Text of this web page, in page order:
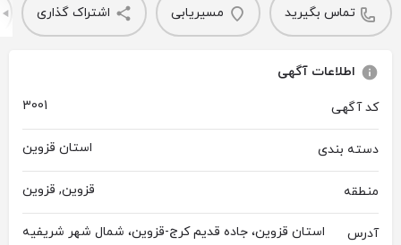
تماس بگیرید مسیریابی اشتراک گذاری
اطلاعات آگهی
کد آگهی 3001
دسته بندی استان قزوین
منطقه قزوین, قزوین
آدرس استان قزوین، جاده قدیم کرج-قزوین، شمال شهر شریفیه